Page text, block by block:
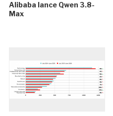
Alibaba lance Qwen 3.8-
Max